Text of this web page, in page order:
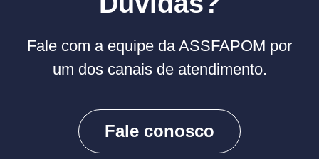
Fale com a equipe da ASSFAPOM por
um dos canais de atendimento.
Fale conosco